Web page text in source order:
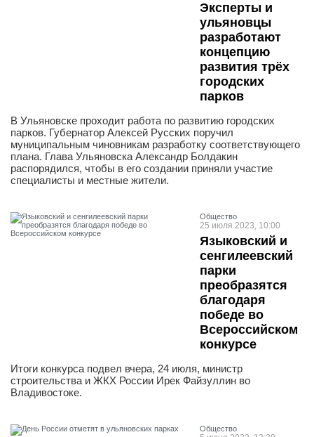
Эксперты и
ульяновцы
разработают
концепцию
развития трёх
городских
парков
В Ульяновске проходит работа по развитию городских
парков. Губернатор Алексей Русских поручил
муниципальным чиновникам разработку соответствующего
плана. Глава Ульяновска Александр Болдакин
распорядился, чтобы в его создании приняли участие
специалисты и местные жители.
Общество
25 июля 2023, 10:00
Языковский и
сенгилеевский
парки
преобразятся
благодаря
победе во
Всероссийском
конкурсе
Итоги конкурса подвел вчера, 24 июля, министр
строительства и ЖКХ России Ирек Файзуллин во
Владивостоке.
Общество